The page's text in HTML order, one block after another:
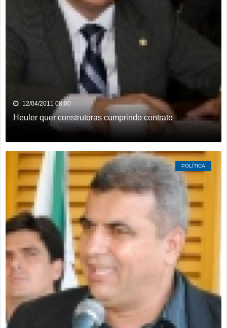
12/04/2011 08:00
Heuler quer construtoras cumprindo contrato
POLÍTICA